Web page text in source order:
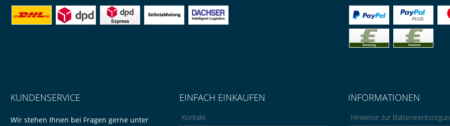
KUNDENSERVICE
Wir stehen Ihnen bei Fragen gerne unter
EINFACH EINKAUFEN
Kontakt
INFORMATIONEN
Hinweise zur